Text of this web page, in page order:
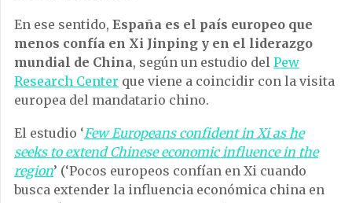
En ese sentido, España es el país europeo que
menos confía en Xi Jinping y en el liderazgo
mundial de China, según un estudio del Pew
Research Center que viene a coincidir con la visita
europea del mandatario chino.
El estudio ‘Few Europeans confident in Xi as he
seeks to extend Chinese economic influence in the
region’ (‘Pocos europeos confían en Xi cuando
busca extender la influencia económica china en